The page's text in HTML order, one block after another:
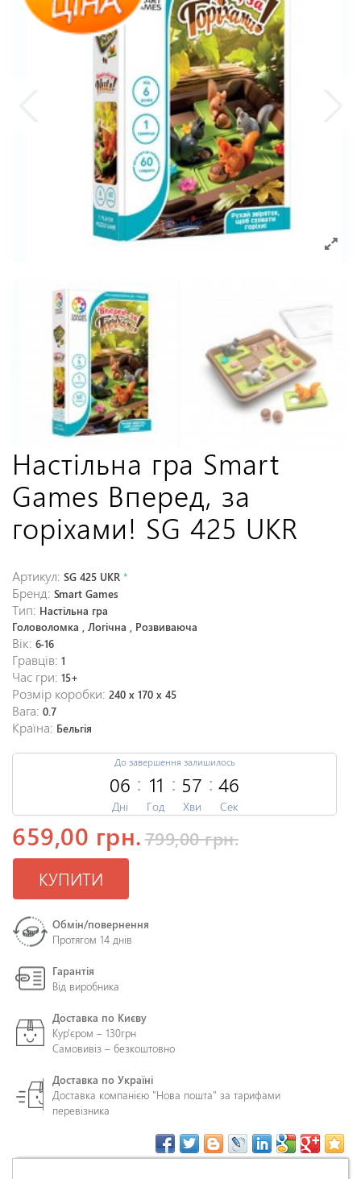
Настільна гра Smart
Games Вперед, за
горіхами! SG 425 UKR
Артикул: SG 425 UKR *
Бренд: Smart Games
Тип: Настільна гра
Головоломка , Логічна , Розвиваюча
Вік: 6-16
Гравців: 1
Час гри: 15+
Розмір коробки: 240 x 170 x 45
Вага: 0.7
Країна: Бельгія
До завершення залишилось
06
Дні
11
Год
57
Хви
46
Сек
659,00 грн.799,00 грн.
КУПИТИ
Обмін/повернення
Протягом 14 днів
Гарантія
Від виробника
Доставка по Києву
Кур'єром – 130грн
Самовивіз – безкоштовно
Доставка по Україні
Доставка компанією "Нова пошта" за тарифами
перевізника